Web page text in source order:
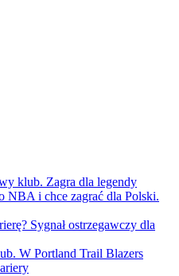
klub. Zagra dla legendy
NBA i chce zagrać dla Polski.
Sygnał ostrzegawczy dla
W Portland Trail Blazers